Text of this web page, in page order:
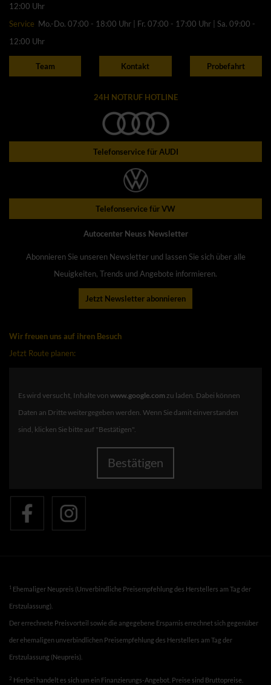
12:00 Uhr
Service Mo.-Do. 07:00 - 18:00 Uhr | Fr. 07:00 - 17:00 Uhr | Sa. 09:00 -
12:00 Uhr
Team Kontakt Probefahrt
24H NOTRUF HOTLINE
Telefonservice für AUDI
Telefonservice für VW
Autocenter Neuss Newsletter
Abonnieren Sie unseren Newsletter und lassen Sie sich über alle
Neuigkeiten, Trends und Angebote informieren.
Jetzt Newsletter abonnieren
Wir freuen uns auf ihren Besuch
Jetzt Route planen:
Es wird versucht, Inhalte von www.google.com zu laden. Dabei können
Daten an Dritte weitergegeben werden. Wenn Sie damit einverstanden
sind, klicken Sie bitte auf "Bestätigen".
Bestätigen
1 Ehemaliger Neupreis (Unverbindliche Preisempfehlung des Herstellers am Tag der
Erstzulassung).
Der errechnete Preisvorteil sowie die angegebene Ersparnis errechnet sich gegenüber
der ehemaligen unverbindlichen Preisempfehlung des Herstellers am Tag der
Erstzulassung (Neupreis).
2 Hierbei handelt es sich um ein Finanzierungs-Angebot. Preise sind Bruttopreise.